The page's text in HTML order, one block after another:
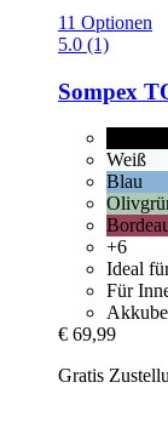
11 Optionen
5.0 (1)
Sompex
Weiß
Blau
+6
Ideal
Für
€ 69,99
Gratis